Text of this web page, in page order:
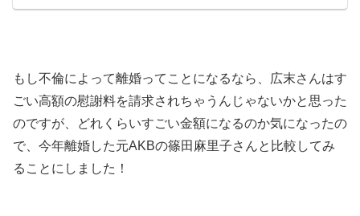
もし不倫によって離婚ってことになるなら、広末さんはす
ごい高額の慰謝料を請求されちゃうんじゃないかと思った
のですが、どれくらいすごい金額になるのか気になったの
で、今年離婚した元AKBの篠田麻里子さんと比較してみ
ることにしました！